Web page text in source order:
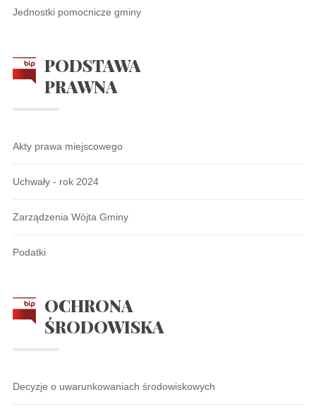
Jednostki pomocnicze gminy
PODSTAWA
PRAWNA
Akty prawa miejscowego
Uchwały - rok 2024
Zarządzenia Wójta Gminy
Podatki
OCHRONA
ŚRODOWISKA
Decyzje o uwarunkowaniach środowiskowych